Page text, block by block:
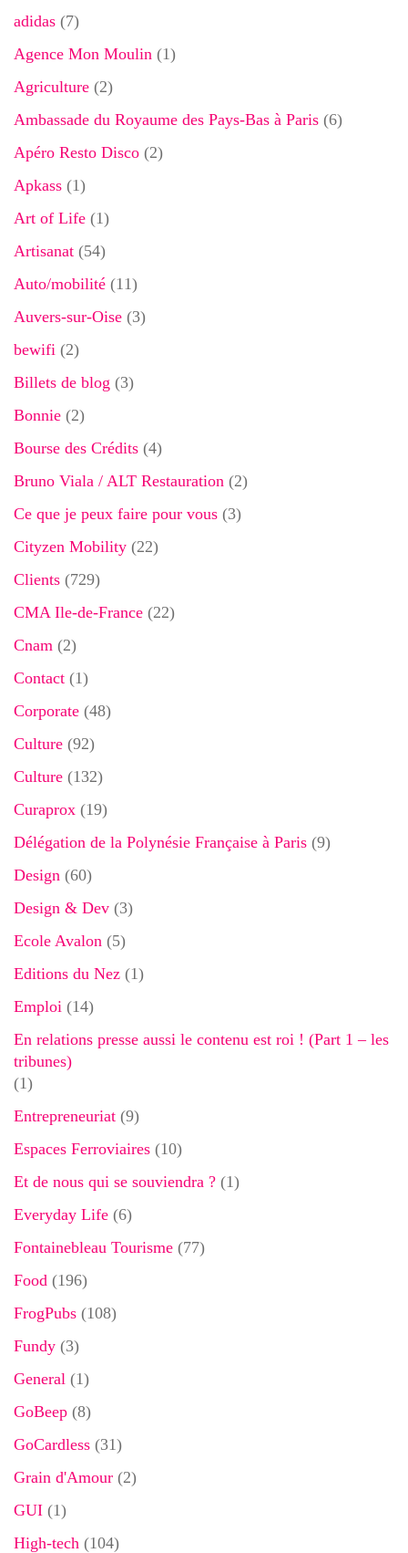
adidas (7)
Agence Mon Moulin (1)
Agriculture (2)
Ambassade du Royaume des Pays-Bas à Paris (6)
Apéro Resto Disco (2)
Apkass (1)
Art of Life (1)
Artisanat (54)
Auto/mobilité (11)
Auvers-sur-Oise (3)
bewifi (2)
Billets de blog (3)
Bonnie (2)
Bourse des Crédits (4)
Bruno Viala / ALT Restauration (2)
Ce que je peux faire pour vous (3)
Cityzen Mobility (22)
Clients (729)
CMA Ile-de-France (22)
Cnam (2)
Contact (1)
Corporate (48)
Culture (92)
Culture (132)
Curaprox (19)
Délégation de la Polynésie Française à Paris (9)
Design (60)
Design & Dev (3)
Ecole Avalon (5)
Editions du Nez (1)
Emploi (14)
En relations presse aussi le contenu est roi ! (Part 1 – les
tribunes)
(1)
Entrepreneuriat (9)
Espaces Ferroviaires (10)
Et de nous qui se souviendra ? (1)
Everyday Life (6)
Fontainebleau Tourisme (77)
Food (196)
FrogPubs (108)
Fundy (3)
General (1)
GoBeep (8)
GoCardless (31)
Grain d'Amour (2)
GUI (1)
High-tech (104)